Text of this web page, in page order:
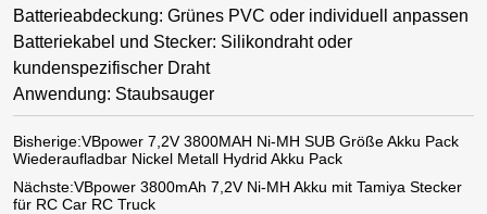
Batterieabdeckung: Grünes PVC oder individuell anpassen
Batteriekabel und Stecker: Silikondraht oder
kundenspezifischer Draht
Anwendung: Staubsauger
Bisherige:VBpower 7,2V 3800MAH Ni-MH SUB Größe Akku Pack
Wiederaufladbar Nickel Metall Hydrid Akku Pack
Nächste:VBpower 3800mAh 7,2V Ni-MH Akku mit Tamiya Stecker
für RC Car RC Truck